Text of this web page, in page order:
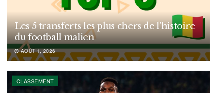
Les 5 transferts les plus chers de l’histoire
du football malien
AOÛT 1, 2026
CLASSEMENT